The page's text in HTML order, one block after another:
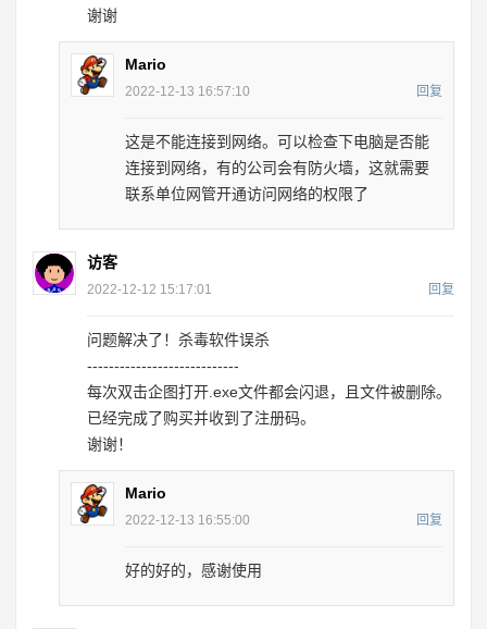
谢谢
Mario
2022-12-13 16:57:10 回复
这是不能连接到网络。可以检查下电脑是否能
连接到网络，有的公司会有防火墙，这就需要
联系单位网管开通访问网络的权限了
访客
2022-12-12 15:17:01 回复
问题解决了！杀毒软件误杀
----------------------------
每次双击企图打开.exe文件都会闪退，且文件被删除。
已经完成了购买并收到了注册码。
谢谢！
Mario
2022-12-13 16:55:00 回复
好的好的，感谢使用